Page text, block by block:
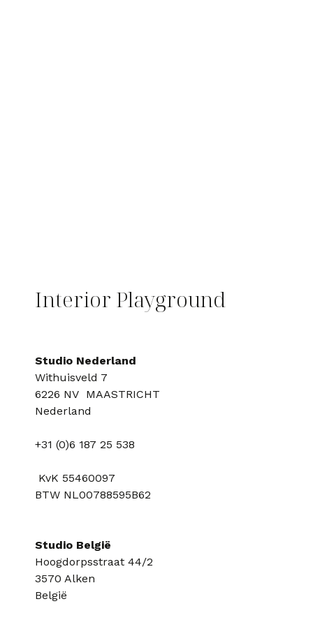
Interior Playground
Studio Nederland
Withuisveld 7
6226 NV MAASTRICHT
Nederland
+31 (0)6 187 25 538
KvK 55460097
BTW NL00788595B62
Studio België
Hoogdorpsstraat 44/2
3570 Alken
België